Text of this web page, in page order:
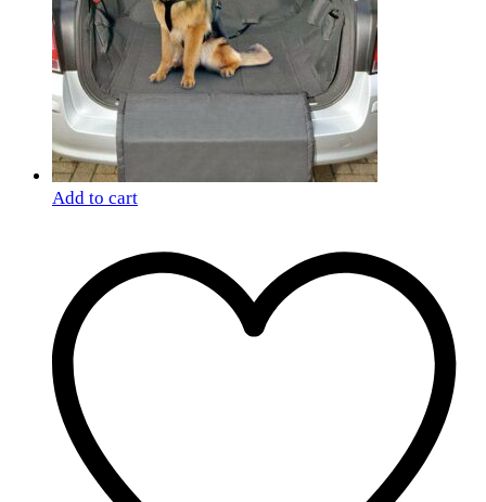
Add to cart